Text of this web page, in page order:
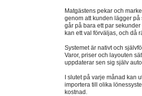
Matgästens pekar och
genom att kunden lägger på
går på bara ett par
kan ett val förväljas, och då
Systemet är nativt och
Varor, priser och layouten
uppdaterar sen sig själv
I slutet på varje månad kan
importera till olika
kostnad.